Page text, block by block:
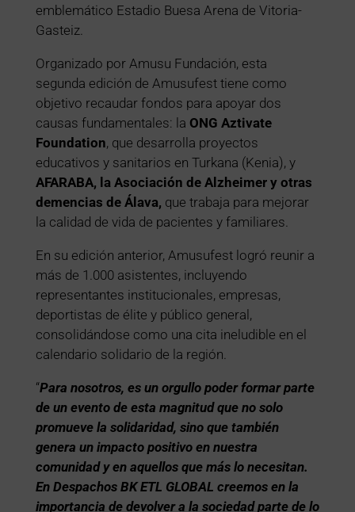
emblemático Estadio Buesa Arena de Vitoria-
Gasteiz.
Organizado por Amusu Fundación, esta
segunda edición de Amusufest tiene como
objetivo recaudar fondos para apoyar dos
causas fundamentales: la ONG Aztivate
Foundation, que desarrolla proyectos
educativos y sanitarios en Turkana (Kenia), y
AFARABA, la Asociación de Alzheimer y otras
demencias de Álava, que trabaja para mejorar
la calidad de vida de pacientes y familiares.
En su edición anterior, Amusufest logró reunir a
más de 1.000 asistentes, incluyendo
representantes institucionales, empresas,
deportistas de élite y público general,
consolidándose como una cita ineludible en el
calendario solidario de la región.
“Para nosotros, es un orgullo poder formar parte
de un evento de esta magnitud que no solo
promueve la solidaridad, sino que también
genera un impacto positivo en nuestra
comunidad y en aquellos que más lo necesitan.
En Despachos BK ETL GLOBAL creemos en la
importancia de devolver a la sociedad parte de lo